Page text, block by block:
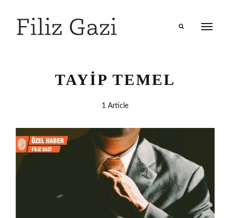
TAYIP TEMEL
1 Article